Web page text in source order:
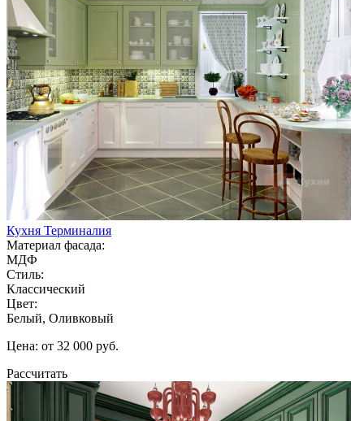
Кухня Терминалия
Материал фасада:
МДФ
Стиль:
Классический
Цвет:
Белый, Оливковый
Цена: от 32 000 руб.
Рассчитать